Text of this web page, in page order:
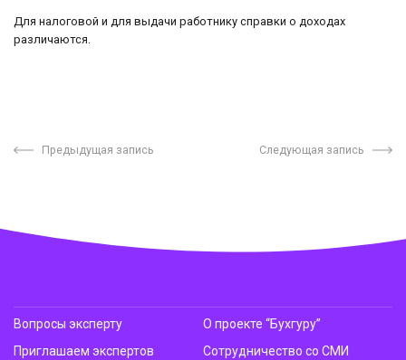
Для налоговой и для выдачи работнику справки о доходах
различаются.
Предыдущая запись Следующая запись
Вопросы эксперту
Приглашаем экспертов
О проекте “Бухгуру”
Сотрудничество со СМИ